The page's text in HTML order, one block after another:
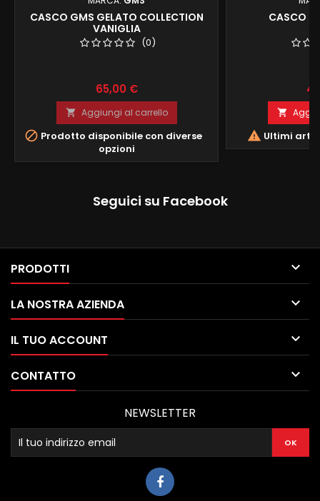
CASCO GMS GELATO COLLECTION
VANIGLIA
(0)
Prezzo
65,00 €
 Aggiungi al carrello
 Prodotto disponibile con diverse
opzioni
CASCO

 Ultimi
Seguici su Facebook
PRODOTTI 
LA NOSTRA AZIENDA 
IL TUO ACCOUNT 
CONTATTO 
NEWSLETTER